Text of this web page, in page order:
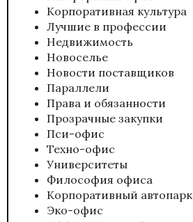
Корпоративная культура
Лучшие в профессии
Недвижимость
Новоселье
Новости поставщиков
Параллели
Права и обязанности
Прозрачные закупки
Пси-офис
Техно-офис
Университеты
Философия офиса
Корпоративный автопарк
Эко-офис